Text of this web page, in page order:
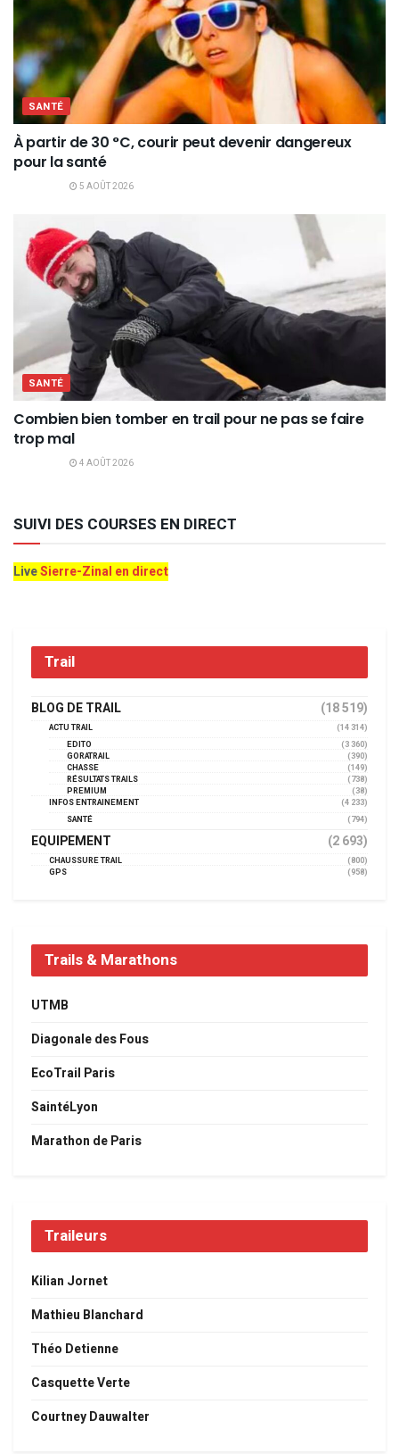
SANTÉ
À partir de 30 °C, courir peut devenir dangereux
pour la santé
5 AOÛT 2026
SANTÉ
Combien bien tomber en trail pour ne pas se faire
trop mal
4 AOÛT 2026
SUIVI DES COURSES EN DIRECT
LiveSierre-Zinal en direct
Trail
BLOG DE TRAIL (18 519)
ACTU TRAIL
(14 314)
EDITO
(3 360)
GORATRAIL
(390)
CHASSE
(149)
RÉSULTATS TRAILS
(738)
PREMIUM
(38)
INFOS ENTRAINEMENT
(4 233)
SANTÉ
(794)
EQUIPEMENT (2 693)
CHAUSSURE TRAIL
(800)
GPS
(958)
Trails & Marathons
UTMB
Diagonale des Fous
EcoTrail Paris
SaintéLyon
Marathon de Paris
Traileurs
Kilian Jornet
Mathieu Blanchard
Théo Detienne
Casquette Verte
Courtney Dauwalter